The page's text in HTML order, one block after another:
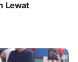
Lewat